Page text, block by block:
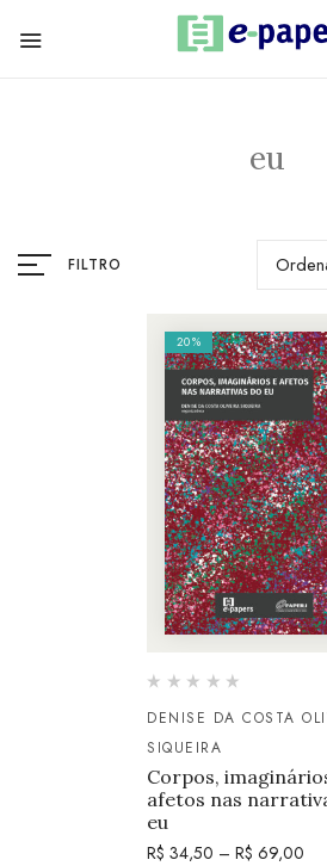
eu
FILTRO
20%
DENISE DA COSTA
SIQUEIRA
Corpos,
afetos nas
eu
R$ 34,50 – R$ 69,00